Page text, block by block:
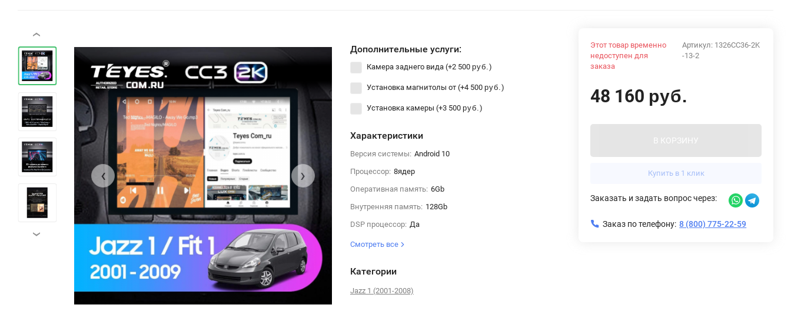
‹ ›
‹
›
Дополнительные услуги:
Камера заднего вида (+2 500 руб. )
Установка магнитолы от (+4 500 руб. )
Установка камеры (+3 500 руб. )
Характеристики
Версия системы: Android 10
Процессор: 8ядер
Оперативная память: 6Gb
Внутренняя память: 128Gb
DSP процессор: Да
Смотреть все
Категории
Jazz 1 (2001-2008)
Артикул: 1326CC36-2K
-13-2
Этот товар временно
недоступен для
заказа
48 160 руб.
В КОРЗИНУ
Купить в 1 клик
Заказать и задать вопрос через:
Заказ по телефону: 8 (800) 775-22-59